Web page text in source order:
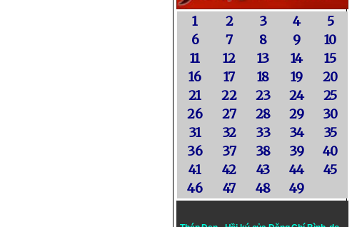
1 2 3 4
5
6
7 8 9
10
11
12 13 14
15
16
17 18 19
20
21
22 23 24
25
26
27 28 29
30
31
32 33 34
35
36
37 38 39
40
41
42 43 44
45
46
47 48 49